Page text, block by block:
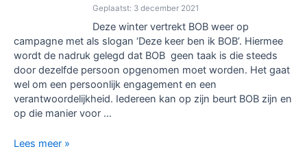
én
met
winwin
voordelen
voor
jou!
Geplaatst: 3 december 2021
Deze winter vertrekt BOB weer op
campagne met als slogan ‘Deze keer ben ik BOB’. Hiermee
wordt de nadruk gelegd dat BOB geen taak is die steeds
door dezelfde persoon opgenomen moet worden. Het gaat
wel om een persoonlijk engagement en een
verantwoordelijkheid. Iedereen kan op zijn beurt BOB zijn en
op die manier voor …
Deze
Lees meer »